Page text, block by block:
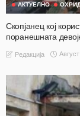
АКТУЕЛНО
Скопјанец кој
поранешната
Редакција